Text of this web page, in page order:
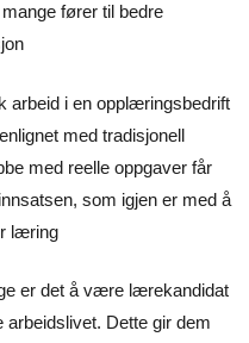
fører til bedre
arbeid i en opplæringsbedrift
med tradisjonell
med reelle oppgaver får
som igjen er med å
læring
er det å være lærekandidat
arbeidslivet. Dette gir dem